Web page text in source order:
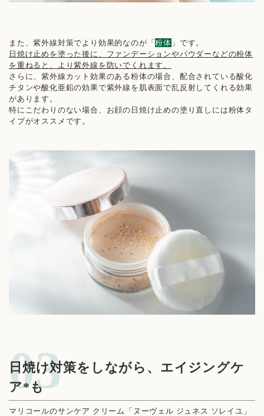
また、紫外線対策でより効果的なのが「粉体 」です。
日焼け止めを塗った後に、ファンデーションやパウダーなどの粉体
を重ねると、より紫外線を防いでくれます。
さらに、紫外線カット効果のある粉体の場合、配合されている酸化
チタンや酸化亜鉛の効果で紫外線を肌表面で乱反射してくれる効果
があります。
特にこだわりのない場合、お顔の日焼け止めの塗り直しには粉体タ
イプがオススメです。
日焼け対策をしながら、エイジングケ
ア*も
マリコールのサンケア クリーム「ヌーヴェル ジュネス ソレイユ」